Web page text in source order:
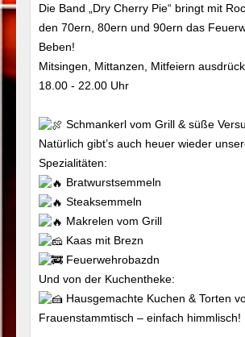
Die Band „Dry Cherry Pie“ bringt mit
den 70ern, 80ern und 90ern das
Beben!
Mitsingen, Mittanzen, Mitfeiern
18.00 - 22.00 Uhr
Schmankerl vom Grill & süße
Natürlich gibt’s auch heuer wieder
Spezialitäten:
Bratwurstsemmeln
Steaksemmeln
Makrelen vom Grill
Kaas mit Brezn
Feuerwehrobazdn
Und von der Kuchentheke:
Hausgemachte Kuchen & Torten
Frauenstammtisch – einfach himmlisch!